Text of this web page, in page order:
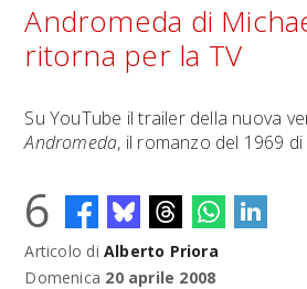
FRANCO RICCIARDIELLO AVENGERS: DOOMSDAY
Andromeda di
ritorna per la TV
Su YouTube il trailer della nuova
Andromeda, il romanzo del 1969
6
Articolo di Alberto Priora
Domenica 20 aprile 2008